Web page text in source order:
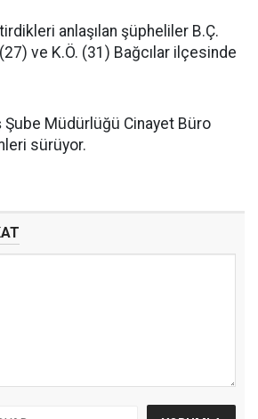
anlaşılan şüpheliler B.Ç.
(27) ve K.Ö. (31) Bağcılar ilçesinde
Şube Müdürlüğü Cinayet Büro
sürüyor.